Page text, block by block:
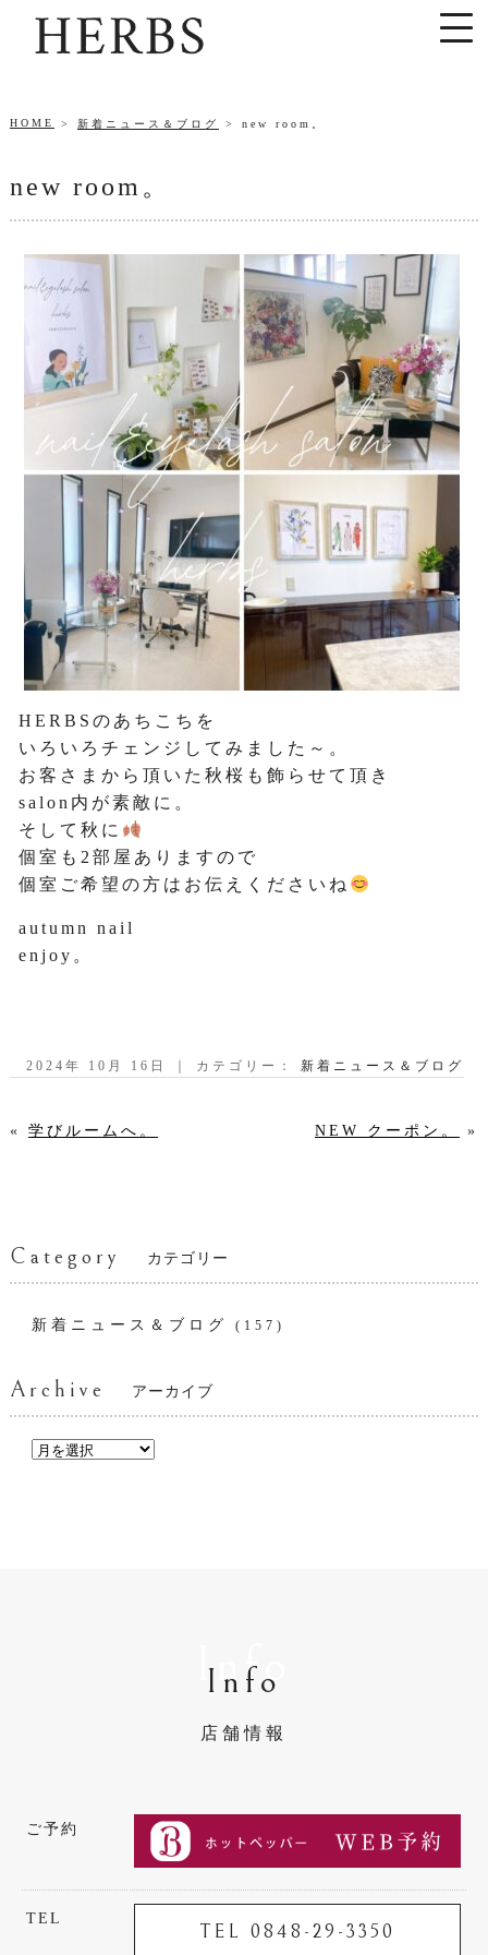
HOME 新着ニュース＆ブログ new room。
new room。
HERBSのあちこちを
いろいろチェンジしてみました～。
お客さまから頂いた秋桜も飾らせて頂き
salon内が素敵に。
そして秋に
個室も2部屋ありますので
個室ご希望の方はお伝えくださいね
autumn nail
enjoy。
2024年 10月 16日 ｜ カテゴリー：新着ニュース＆ブログ
« 学びルームへ。 NEW クーポン。 »
Category カテゴリー
新着ニュース＆ブログ (157)
Archive アーカイブ
Info
Info
店舗情報
ご予約
TEL
TEL 0848-29-3350